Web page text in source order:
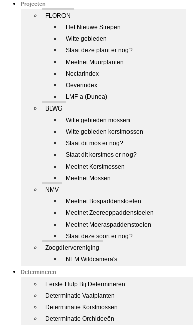
Projecten
FLORON
Het Nieuwe Strepen
Witte gebieden
Staat deze plant er nog?
Meetnet Muurplanten
Nectarindex
Oeverindex
LMF-a (Dunea)
BLWG
Witte gebieden mossen
Witte gebieden korstmossen
Staat dit mos er nog?
Staat dit korstmos er nog?
Meetnet Korstmossen
Meetnet Mossen
NMV
Meetnet Bospaddenstoelen
Meetnet Zeereeppaddenstoelen
Meetnet Moeraspaddenstoelen
Staat deze soort er nog?
Zoogdiervereniging
NEM Wildcamera's
Determineren
Eerste Hulp Bij Determineren
Determinatie Vaatplanten
Determinatie Korstmossen
Determinatie Orchideeën